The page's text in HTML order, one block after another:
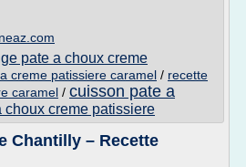
pate a choux creme
creme patissiere caramel / recette
caramel / cuisson pate a
choux creme patissiere
Chantilly – Recette